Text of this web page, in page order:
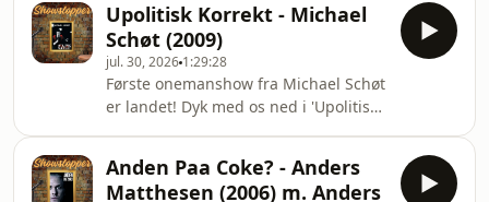
Upolitisk Korrekt - Michael
Schøt (2009)
jul. 30, 2026 1:29:28
Første onemanshow fra Michael Schøt
er landet! Dyk med os ned i 'Upolitisk
Var vi mongoler under Muhammad-
Anden Paa Coke? - Anders
Matthesen (2006) m. Anders